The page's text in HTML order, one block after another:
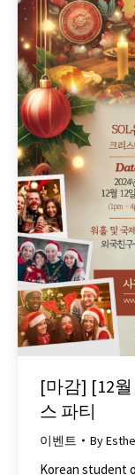
[마감] [12
스 파티
이벤트 By
Korean student